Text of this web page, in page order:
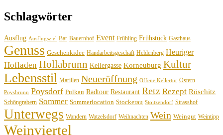
Schlagwörter
Ausflug Ausflugsziel Bar Bauernhof Event Frühling Frühstück Gasthaus
Genuss Geschenkidee Handarbeitsgeschäft Heldenberg Heuriger
Hofladen Hollabrunn Kellergasse Korneuburg Kultur
Lebensstil Marillen Neueröffnung Offene Kellertür Ostern
Poysbrunn Poysdorf Pulkau Radtour Restaurant Retz Rezept Röschitz
Schöngrabern Sommer Sommerlocation Stockerau Stoitzendorf Strasshof
Unterwegs Wandern Watzelsdorf Weihnachten Wein Weingut Weintipp
Weinviertel